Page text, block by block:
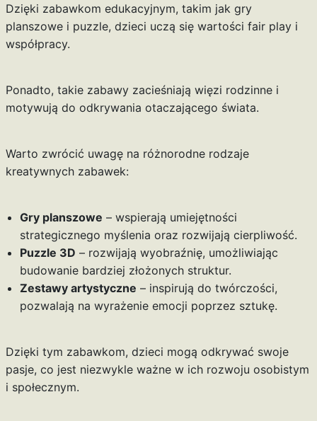
Dzięki zabawkom edukacyjnym, takim jak gry
planszowe i puzzle, dzieci uczą się wartości fair play i
współpracy.
Ponadto, takie zabawy zacieśniają więzi rodzinne i
motywują do odkrywania otaczającego świata.
Warto zwrócić uwagę na różnorodne rodzaje
kreatywnych zabawek:
Gry planszowe – wspierają umiejętności
strategicznego myślenia oraz rozwijają cierpliwość.
Puzzle 3D – rozwijają wyobraźnię, umożliwiając
budowanie bardziej złożonych struktur.
Zestawy artystyczne – inspirują do twórczości,
pozwalają na wyrażenie emocji poprzez sztukę.
Dzięki tym zabawkom, dzieci mogą odkrywać swoje
pasje, co jest niezwykle ważne w ich rozwoju osobistym
i społecznym.